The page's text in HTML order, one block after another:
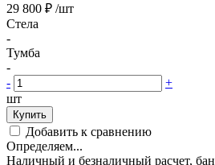
29 800 ₽ /шт
Стела
-
Тумба
-
-
+
шт
Купить
Добавить к сравнению
Определяем...
Наличный и безналичный расчет,